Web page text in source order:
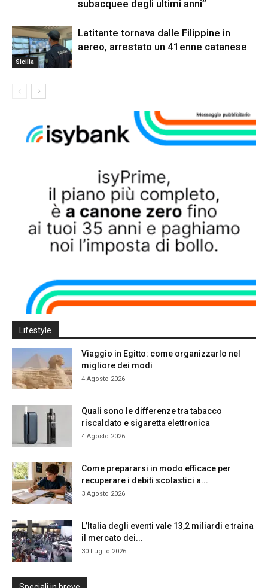
subacquee degli ultimi anni”
Sicilia
Latitante tornava dalle Filippine in
aereo, arrestato un 41enne catanese
Lifestyle
Viaggio in Egitto: come organizzarlo nel
migliore dei modi
4 Agosto 2026
Quali sono le differenze tra tabacco
riscaldato e sigaretta elettronica
4 Agosto 2026
Come prepararsi in modo efficace per
recuperare i debiti scolastici a...
3 Agosto 2026
L’Italia degli eventi vale 13,2 miliardi e traina
il mercato dei...
30 Luglio 2026